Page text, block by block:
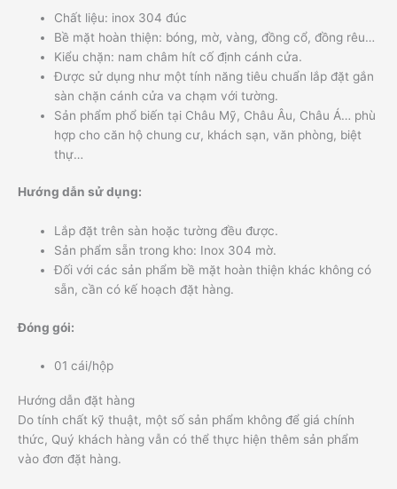
Chất liệu: inox 304 đúc
Bề mặt hoàn thiện: bóng, mờ, vàng, đồng cổ, đồng rêu…
Kiểu chặn: nam châm hít cố định cánh cửa.
Được sử dụng như một tính năng tiêu chuẩn lắp đặt gắn
sàn chặn cánh cửa va chạm với tường.
Sản phẩm phổ biến tại Châu Mỹ, Châu Âu, Châu Á… phù
hợp cho căn hộ chung cư, khách sạn, văn phòng, biệt
thự…
Hướng dẫn sử dụng:
Lắp đặt trên sàn hoặc tường đều được.
Sản phẩm sẵn trong kho: Inox 304 mờ.
Đối với các sản phẩm bề mặt hoàn thiện khác không có
sẵn, cần có kế hoạch đặt hàng.
Đóng gói:
01 cái/hộp
Hướng dẫn đặt hàng
Do tính chất kỹ thuật, một số sản phẩm không để giá chính
thức, Quý khách hàng vẫn có thể thực hiện thêm sản phẩm
vào đơn đặt hàng.